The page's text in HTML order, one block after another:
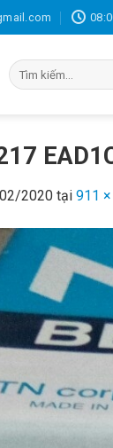
Tìm
kiếm:
2020 tại 911